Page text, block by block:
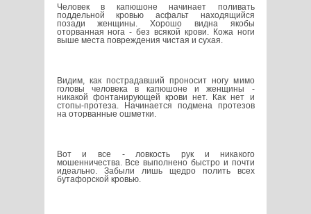
Человек в капюшоне начинает поливать
поддельной кровью асфальт находящийся
позади женщины. Хорошо видна якобы
оторванная нога - без всякой крови. Кожа ноги
выше места повреждения чистая и сухая.
Видим, как пострадавший проносит ногу мимо
головы человека в капюшоне и женщины -
никакой фонтанирующей крови нет. Как нет и
стопы-протеза. Начинается подмена протезов
на оторванные ошметки.
Вот и все - ловкость рук и никакого
мошенничества. Все выполнено быстро и почти
идеально. Забыли лишь щедро полить всех
бутафорской кровью.